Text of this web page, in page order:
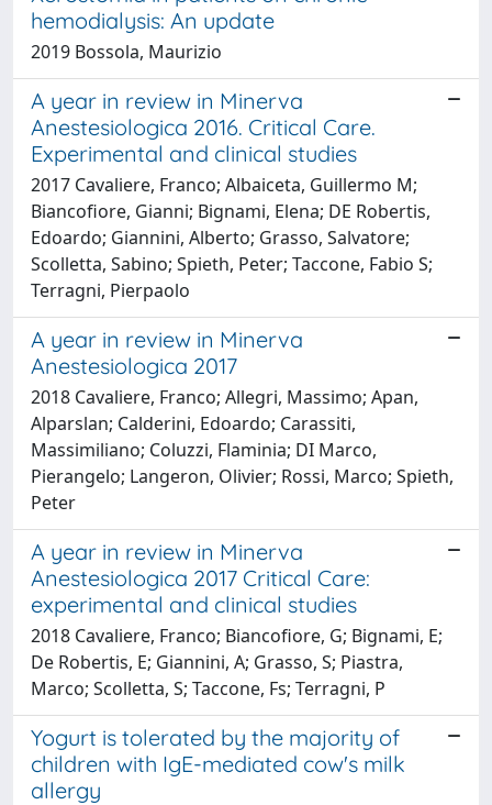
hemodialysis: An update
2019 Bossola, Maurizio
A year in review in Minerva
Anestesiologica 2016. Critical Care.
Experimental and clinical studies
2017 Cavaliere, Franco; Albaiceta, Guillermo M;
Biancofiore, Gianni; Bignami, Elena; DE Robertis,
Edoardo; Giannini, Alberto; Grasso, Salvatore;
Scolletta, Sabino; Spieth, Peter; Taccone, Fabio S;
Terragni, Pierpaolo
A year in review in Minerva
Anestesiologica 2017
2018 Cavaliere, Franco; Allegri, Massimo; Apan,
Alparslan; Calderini, Edoardo; Carassiti,
Massimiliano; Coluzzi, Flaminia; DI Marco,
Pierangelo; Langeron, Olivier; Rossi, Marco; Spieth,
Peter
A year in review in Minerva
Anestesiologica 2017 Critical Care:
experimental and clinical studies
2018 Cavaliere, Franco; Biancofiore, G; Bignami, E;
De Robertis, E; Giannini, A; Grasso, S; Piastra,
Marco; Scolletta, S; Taccone, Fs; Terragni, P
Yogurt is tolerated by the majority of
children with IgE-mediated cow's milk
allergy